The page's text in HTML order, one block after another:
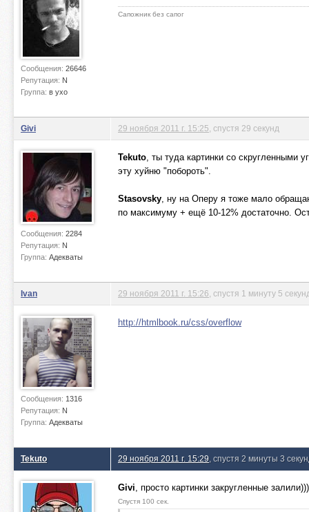
Сообщения: 26646
Репутация: N
Группа: в ухо
Сапожник без сапог
Givi
Сообщения: 2284
Репутация: N
Группа: Адекваты
29 ноября 2011 г. 15:25 , спустя 29 секунд
Tekuto, ты туда картинки со скругленными
эту хуйню "побороть".
Stasovsky, ну на Оперу я тоже мало
по максимуму + ещё 10-12% достаточно.
Ivan
Сообщения: 1316
Репутация: N
Группа: Адекваты
29 ноября 2011 г. 15:26 , спустя 1 минуту 5
http://htmlbook.ru/css/overflow
Tekuto 29 ноября 2011 г. 15:29 , спустя 2 минуты 3
Givi, просто картинки закругленные
Спустя 100 сек.